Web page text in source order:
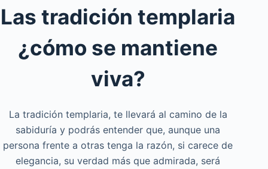
Las tradición templaria
¿cómo se mantiene
viva?
La tradición templaria, te llevará al camino de la
sabiduría y podrás entender que, aunque una
persona frente a otras tenga la razón, si carece de
elegancia, su verdad más que admirada, será